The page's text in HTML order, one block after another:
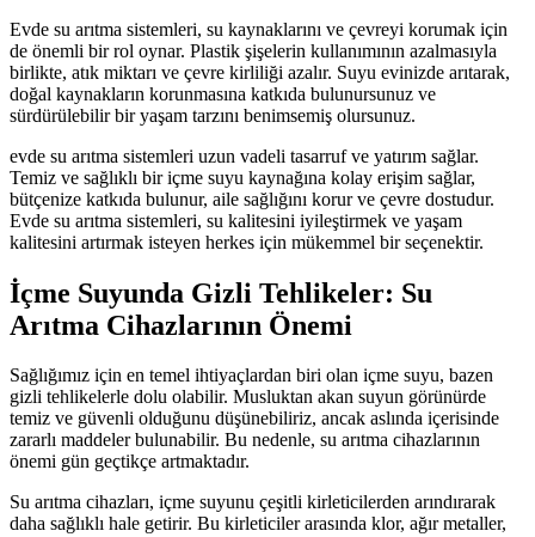
Evde su arıtma sistemleri, su kaynaklarını ve çevreyi korumak için
de önemli bir rol oynar. Plastik şişelerin kullanımının azalmasıyla
birlikte, atık miktarı ve çevre kirliliği azalır. Suyu evinizde arıtarak,
doğal kaynakların korunmasına katkıda bulunursunuz ve
sürdürülebilir bir yaşam tarzını benimsemiş olursunuz.
evde su arıtma sistemleri uzun vadeli tasarruf ve yatırım sağlar.
Temiz ve sağlıklı bir içme suyu kaynağına kolay erişim sağlar,
bütçenize katkıda bulunur, aile sağlığını korur ve çevre dostudur.
Evde su arıtma sistemleri, su kalitesini iyileştirmek ve yaşam
kalitesini artırmak isteyen herkes için mükemmel bir seçenektir.
İçme Suyunda Gizli Tehlikeler: Su
Arıtma Cihazlarının Önemi
Sağlığımız için en temel ihtiyaçlardan biri olan içme suyu, bazen
gizli tehlikelerle dolu olabilir. Musluktan akan suyun görünürde
temiz ve güvenli olduğunu düşünebiliriz, ancak aslında içerisinde
zararlı maddeler bulunabilir. Bu nedenle, su arıtma cihazlarının
önemi gün geçtikçe artmaktadır.
Su arıtma cihazları, içme suyunu çeşitli kirleticilerden arındırarak
daha sağlıklı hale getirir. Bu kirleticiler arasında klor, ağır metaller,